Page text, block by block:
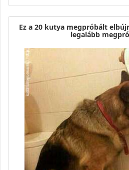
Ez a 20 kutya megpróbált
legalább